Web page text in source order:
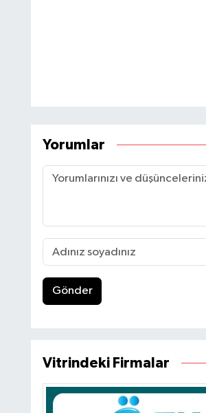
Yorumlar
Gönder
Vitrindeki Firmalar